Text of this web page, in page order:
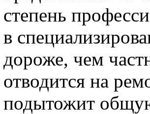
степень
в
дороже, чем
отводится на
подытожит